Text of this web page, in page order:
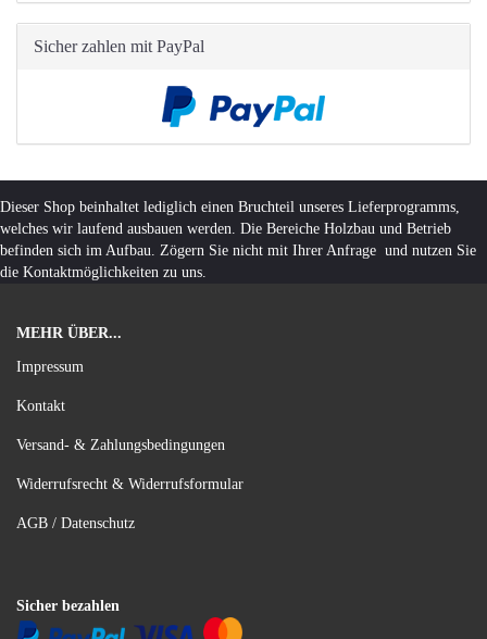
Sicher zahlen mit PayPal
Dieser Shop beinhaltet lediglich einen Bruchteil unseres Lieferprogramms,
welches wir laufend ausbauen werden. Die Bereiche Holzbau und Betrieb
befinden sich im Aufbau. Zögern Sie nicht mit Ihrer Anfrage und nutzen Sie
die Kontaktmöglichkeiten zu uns.
MEHR ÜBER...
Impressum
Kontakt
Versand- & Zahlungsbedingungen
Widerrufsrecht & Widerrufsformular
AGB / Datenschutz
Sicher bezahlen